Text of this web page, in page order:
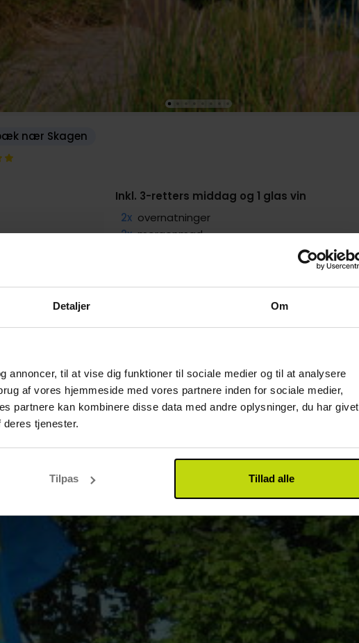
Detaljer Om
annoncer, til at vise dig funktioner til sociale medier og til at analysere
af vores hjemmeside med vores partnere inden for sociale medier,
partnere kan kombinere disse data med andre oplysninger, du har givet
tjenester.
Tilpas Tillad alle
nær Skagen
Inkl. 3-retters middag og 1 glas vin
2x overnatninger
2x morgenmad
1x Vintime fra 15.00 til 16.00